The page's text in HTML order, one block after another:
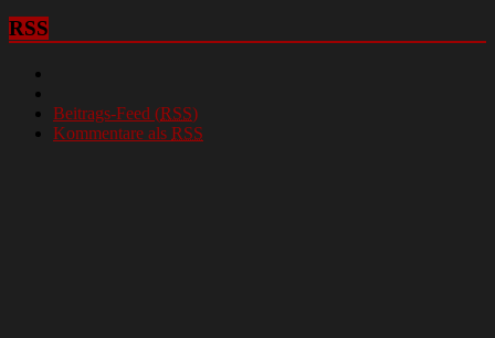
RSS
Beitrags-Feed (RSS)
Kommentare als RSS